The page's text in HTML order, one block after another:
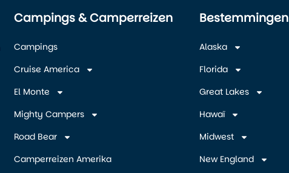
Campings & Camperreizen
Campings
Cruise America
El Monte
Mighty Campers
Road Bear
Camperreizen Amerika
Bestemmingen
Alaska
Florida
Great Lakes
Hawaï
Midwest
New England